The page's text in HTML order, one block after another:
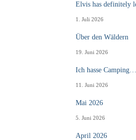
Elvis has definitely
1. Juli 2026
Über den Wäldern
19. Juni 2026
Ich hasse
11. Juni 2026
Mai 2026
5. Juni 2026
April 2026